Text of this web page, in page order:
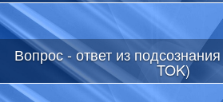
Вопрос - ответ из
TOK)